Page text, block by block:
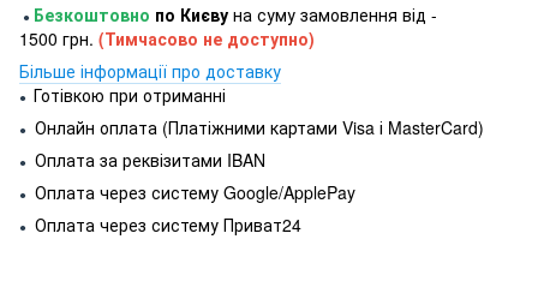
● Безкоштовно по Києву на суму замовлення від -
1500 грн. (Тимчасово не доступно)
Більше інформації про доставку
● Готівкою при отриманні
● Онлайн оплата (Платіжними картами Visa і MasterCard)
● Оплата за реквізитами IBAN
● Оплата через систему Google/ApplePay
● Оплата через систему Приват24